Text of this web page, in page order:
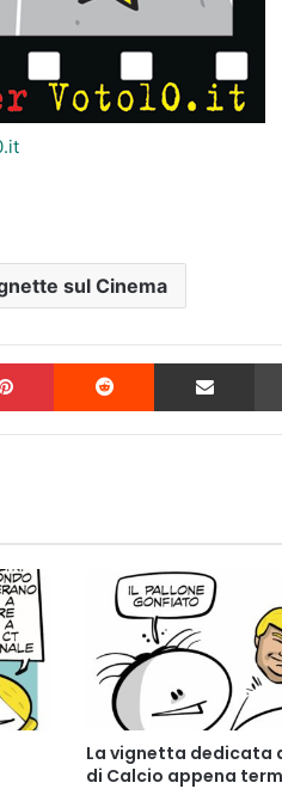
sul Cinema
Pinterest Reddit Condividi via
La vignetta dedicata
di Calcio appena